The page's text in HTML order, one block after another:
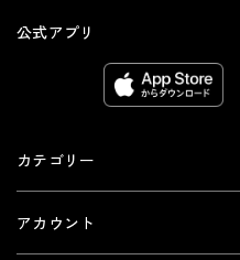
公式アプリ
カテゴリー
アカウント